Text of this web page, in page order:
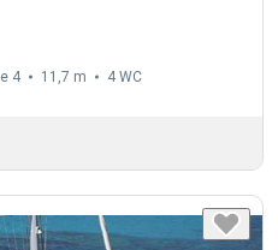
4 11,7 m 4 WC